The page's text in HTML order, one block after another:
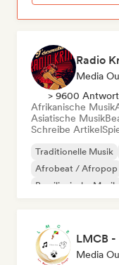
Radio
Media
> 9600
Afrikanische Musik
Asiatische Musik
Schreibe Artikel
Traditionelle Musik
Afrobeat / Afropop
Brasilianische Musik
LMCB
Media